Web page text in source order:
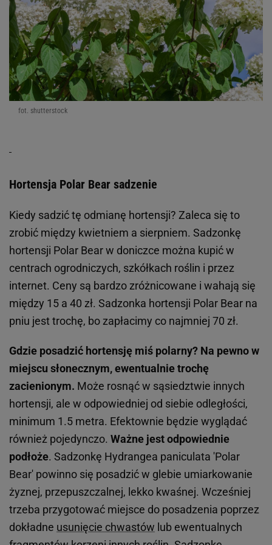
fot. shutterstock
Hortensja Polar Bear sadzenie
Kiedy sadzić tę odmianę hortensji? Zaleca się to
zrobić między kwietniem a sierpniem. Sadzonkę
hortensji Polar Bear w doniczce można kupić w
centrach ogrodniczych, szkółkach roślin i przez
internet. Ceny są bardzo zróżnicowane i wahają się
między 15 a 40 zł. Sadzonka hortensji Polar Bear na
pniu jest trochę, bo zapłacimy co najmniej 70 zł.
Gdzie posadzić hortensję miś polarny? Na pewno w
miejscu słonecznym, ewentualnie trochę
zacienionym. Może rosnąć w sąsiedztwie innych
hortensji, ale w odpowiedniej od siebie odległości,
minimum 1.5 metra. Efektownie będzie wyglądać
również pojedynczo. Ważne jest odpowiednie
podłoże. Sadzonkę Hydrangea paniculata 'Polar
Bear' powinno się posadzić w glebie umiarkowanie
żyznej, przepuszczalnej, lekko kwaśnej. Wcześniej
trzeba przygotować miejsce do posadzenia poprzez
dokładne usunięcie chwastów lub ewentualnych